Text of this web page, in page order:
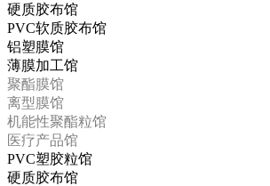
硬质胶布馆
PVC软质胶布馆
铝塑膜馆
薄膜加工馆
聚酯膜馆
离型膜馆
机能性聚酯粒馆
医疗产品馆
PVC塑胶粒馆
硬质胶布馆